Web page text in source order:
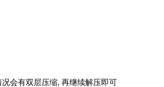
会有双层压缩, 再继续解压即可